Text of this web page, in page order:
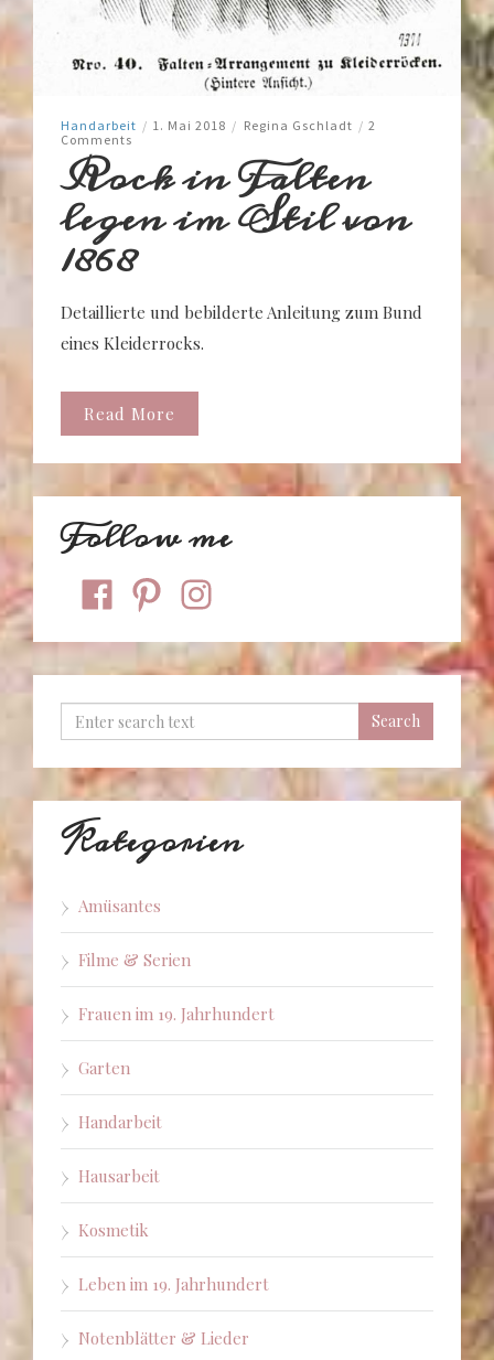
Handarbeit / 1. Mai 2018 / Regina Gschladt / 2
Comments
Rock in Falten
legen im Stil von
1868
Detaillierte und bebilderte Anleitung zum Bund
eines Kleiderrocks.
Read More
Follow me
facebookpinterestinstagram
Kategorien
Amüsantes
Filme & Serien
Frauen im 19. Jahrhundert
Garten
Handarbeit
Hausarbeit
Kosmetik
Leben im 19. Jahrhundert
Notenblätter & Lieder